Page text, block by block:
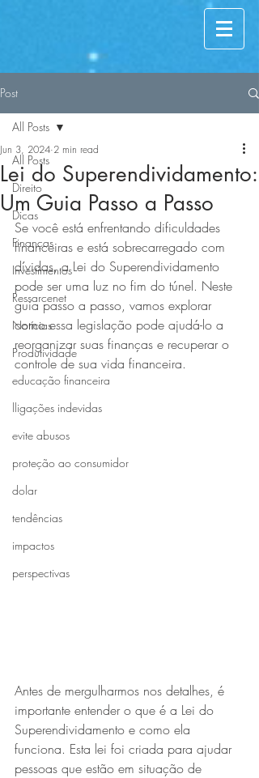
Post
All Posts
Direito
Dicas
Finanças
Investimentos
Ressarcenet
Notícias
Produtividade
educação financeira
lligações indevidas
evite abusos
proteção ao consumidor
dolar
tendências
impactos
perspectivas
All Posts
Lei do Superendividamento:
Um Guia Passo a Passo
Jun 3, 2024 2 min read
Se você está enfrentando dificuldades
financeiras e está sobrecarregado com
dívidas, a Lei do Superendividamento
pode ser uma luz no fim do túnel. Neste
guia passo a passo, vamos explorar
como essa legislação pode ajudá-lo a
reorganizar suas finanças e recuperar o
controle de sua vida financeira.
Antes de mergulharmos nos detalhes, é
importante entender o que é a Lei do
Superendividamento e como ela
funciona. Esta lei foi criada para ajudar
pessoas que estão em situação de